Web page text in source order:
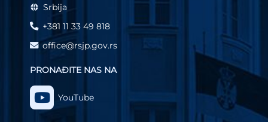
Srbija
+381 11 33 49 818
office@rsjp.gov.rs
PRONAĐITE NAS NA
YouTube